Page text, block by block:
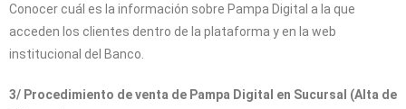
Conocer cuál es la información sobre Pampa Digital a la que
acceden los clientes dentro de la plataforma y en la web
institucional del Banco.
3/ Procedimiento de venta de Pampa Digital en Sucursal (Alta de